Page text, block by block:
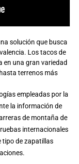
solución que busca
Los tacos de
en una gran variedad
terrenos más
empleadas por la
la información de
de montaña de
internacionales
tipo de zapatillas